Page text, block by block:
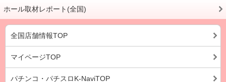
ホール取材レポート(全国)
全国店舗情報TOP
マイページTOP
パチンコ・パチスロK-NaviTOP